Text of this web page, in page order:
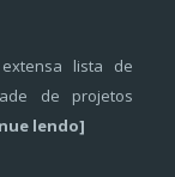
lista de
de projetos
lendo]